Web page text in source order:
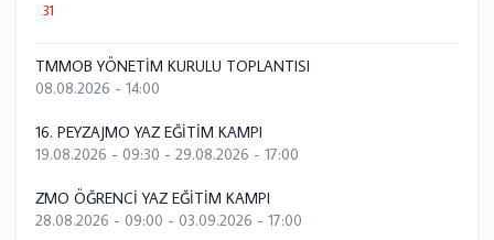
31
TMMOB YÖNETİM KURULU TOPLANTISI
08.08.2026 - 14:00
16. PEYZAJMO YAZ EĞİTİM KAMPI
19.08.2026 - 09:30 - 29.08.2026 - 17:00
ZMO ÖĞRENCİ YAZ EĞİTİM KAMPI
28.08.2026 - 09:00 - 03.09.2026 - 17:00